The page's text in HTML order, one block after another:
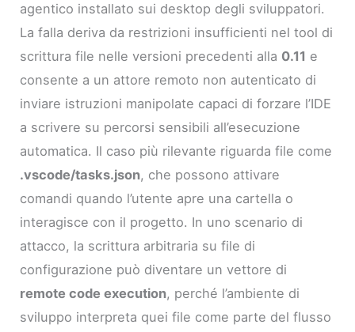
agentico installato sui desktop degli sviluppatori.
La falla deriva da restrizioni insufficienti nel tool di
scrittura file nelle versioni precedenti alla 0.11 e
consente a un attore remoto non autenticato di
inviare istruzioni manipolate capaci di forzare l’IDE
a scrivere su percorsi sensibili all’esecuzione
automatica. Il caso più rilevante riguarda file come
.vscode/tasks.json, che possono attivare
comandi quando l’utente apre una cartella o
interagisce con il progetto. In uno scenario di
attacco, la scrittura arbitraria su file di
configurazione può diventare un vettore di
remote code execution, perché l’ambiente di
sviluppo interpreta quei file come parte del flusso